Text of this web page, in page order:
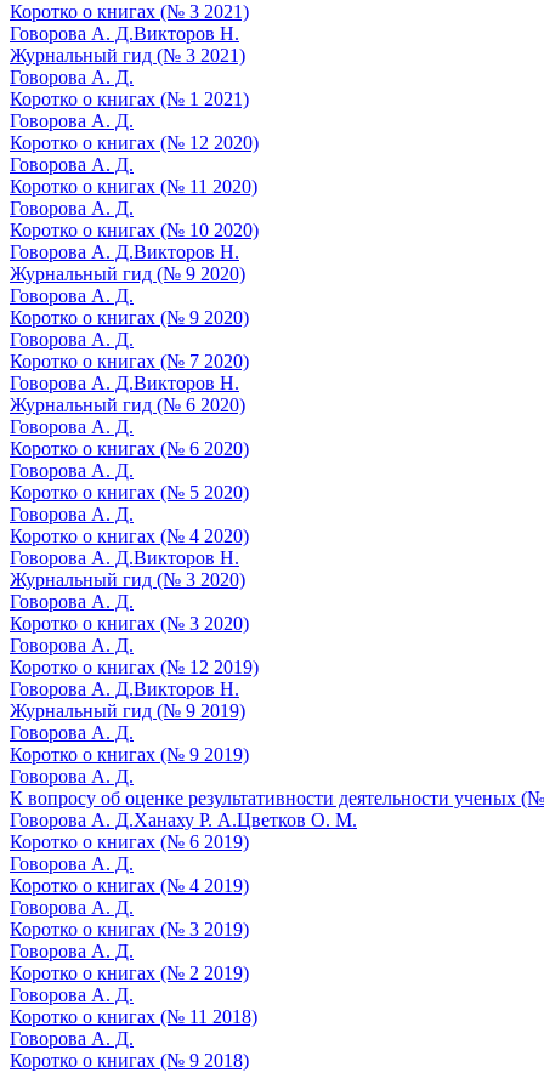
Коротко о книгах (№ 3 2021)
Говорова А. Д.Викторов Н.
Журнальный гид (№ 3 2021)
Говорова А. Д.
Коротко о книгах (№ 1 2021)
Говорова А. Д.
Коротко о книгах (№ 12 2020)
Говорова А. Д.
Коротко о книгах (№ 11 2020)
Говорова А. Д.
Коротко о книгах (№ 10 2020)
Говорова А. Д.Викторов Н.
Журнальный гид (№ 9 2020)
Говорова А. Д.
Коротко о книгах (№ 9 2020)
Говорова А. Д.
Коротко о книгах (№ 7 2020)
Говорова А. Д.Викторов Н.
Журнальный гид (№ 6 2020)
Говорова А. Д.
Коротко о книгах (№ 6 2020)
Говорова А. Д.
Коротко о книгах (№ 5 2020)
Говорова А. Д.
Коротко о книгах (№ 4 2020)
Говорова А. Д.Викторов Н.
Журнальный гид (№ 3 2020)
Говорова А. Д.
Коротко о книгах (№ 3 2020)
Говорова А. Д.
Коротко о книгах (№ 12 2019)
Говорова А. Д.Викторов Н.
Журнальный гид (№ 9 2019)
Говорова А. Д.
Коротко о книгах (№ 9 2019)
Говорова А. Д.
К вопросу об оценке результативности деятельности ученых
Говорова А. Д.Ханаху Р. А.Цветков О. М.
Коротко о книгах (№ 6 2019)
Говорова А. Д.
Коротко о книгах (№ 4 2019)
Говорова А. Д.
Коротко о книгах (№ 3 2019)
Говорова А. Д.
Коротко о книгах (№ 2 2019)
Говорова А. Д.
Коротко о книгах (№ 11 2018)
Говорова А. Д.
Коротко о книгах (№ 9 2018)